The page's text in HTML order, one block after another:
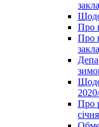
Щодо
Про
Про
Щодо
Про